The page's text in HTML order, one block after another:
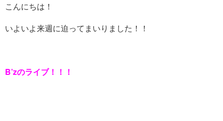
こんにちは！
いよいよ来週に迫ってまいりました！！
B’zのライブ！！！